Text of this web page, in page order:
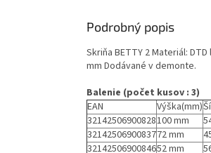
Podrobný popis
Skriňa BETTY 2 Materiál:
mm Dodávané v demonte.
Balenie (počet kusov : 3)
EAN
Výška(mm)
32142506900828100 mm
3214250690083772 mm
3214250690084652 mm